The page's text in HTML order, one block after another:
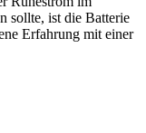
sollte, ist die Batterie
Erfahrung mit einer